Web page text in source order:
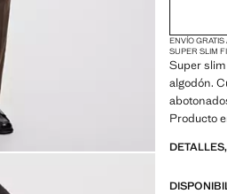
ENVÍO GRATIS
SUPER SLIM
Super
algodón.
Producto